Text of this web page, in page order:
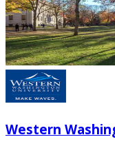
Western